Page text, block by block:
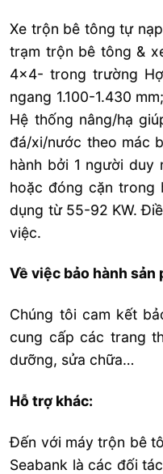
Xe trộn bê tông tự
trạm trộn bê tông &
4×4- trong trường
ngang 1.100-1.430
Hệ thống nâng/hạ
đá/xi/nước theo mác
hành bởi 1 người duy
hoặc đóng cặn trong
dụng từ 55-92 KW.
việc.
Về việc bảo hành sản
Chúng tôi cam kết
cung cấp các trang
dưỡng, sửa chữa…
Hỗ trợ khác:
Đến với máy trộn bê
Seabank là các đối